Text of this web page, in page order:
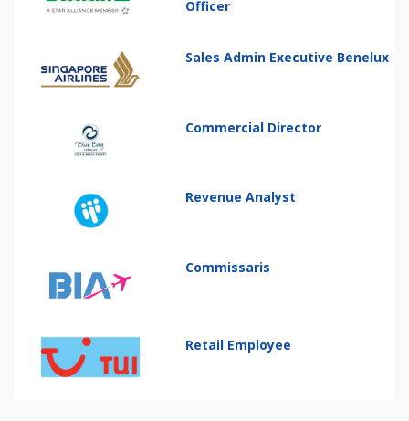
Officer
Sales Admin Executive Benelux
Commercial Director
Revenue Analyst
Commissaris
Retail Employee